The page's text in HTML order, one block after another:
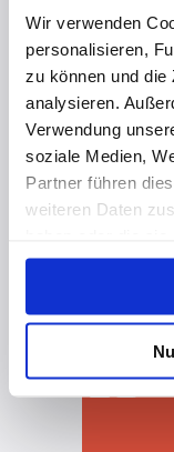
Wir verwenden
personalisieren,
zu können und die
analysieren.
Verwendung
soziale Medien,
Partner führen
weiteren Daten
gesammelt
und
J160 für